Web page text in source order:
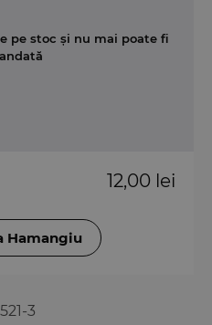
3
pe stoc și nu mai poate fi
12,00 lei
Hamangiu